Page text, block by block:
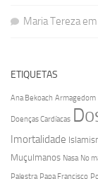
Maria Terezaem
ETIQUETAS
Ana Bekoach Armagedom
Doenças Cardíacas
Imortalidade
Muçulmanos Nasa No
Palestra Papa Francisco